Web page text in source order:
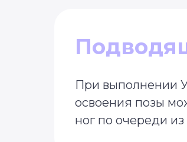
При выполнении
освоения позы
ног по очереди